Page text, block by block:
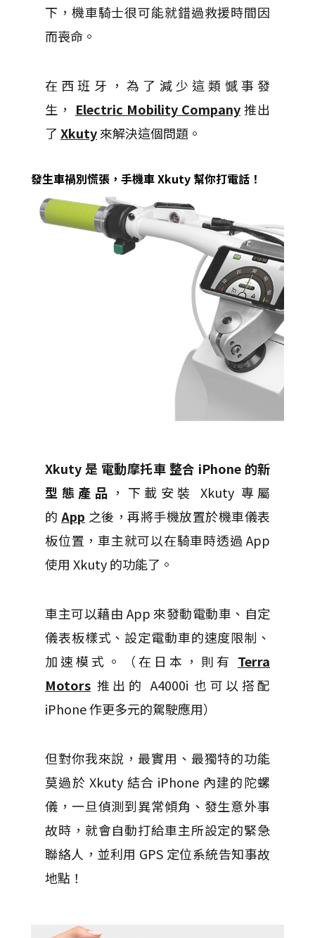
下，機車騎士很可能就錯過救援時間因
而喪命。
在西班牙，為了減少這類憾事發
生， Electric Mobility Company推出
了 Xkuty來解決這個問題。
發生車禍別慌張，手機車 Xkuty 幫你打電話！
Xkuty 是 電動摩托車 整合 iPhone 的新
型態產品 ，下載安裝 Xkuty 專屬
的 App 之後，再將手機放置於機車儀表
板位置，車主就可以在騎車時透過 App
使用 Xkuty 的功能了。
車主可以藉由 App 來發動電動車、自定
儀表板樣式、設定電動車的速度限制、
加速模式。（在日本，則有 Terra
Motors 推出的 A4000i 也可以搭配
iPhone 作更多元的駕駛應用）
但對你我來說，最實用、最獨特的功能
莫過於 Xkuty 結合 iPhone 內建的陀螺
儀，一旦偵測到異常傾角、發生意外事
故時，就會自動打給車主所設定的緊急
聯絡人，並利用 GPS 定位系統告知事故
地點！